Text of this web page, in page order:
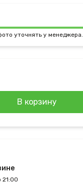
уточнять у менеджера.
В корзину
21:00